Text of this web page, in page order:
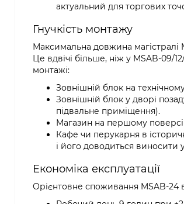
актуальний для торгових
Гнучкість монтажу
Максимальна довжина магістралі
Це вдвічі більше, ніж у MSAB-09/
монтажі:
Зовнішній блок на
Зовнішній блок у дворі
підвальне приміщення).
Магазин на першому
Кафе чи перукарня в
і його доводиться виносити
Економіка експлуатації
Орієнтовне споживання MSAB-24